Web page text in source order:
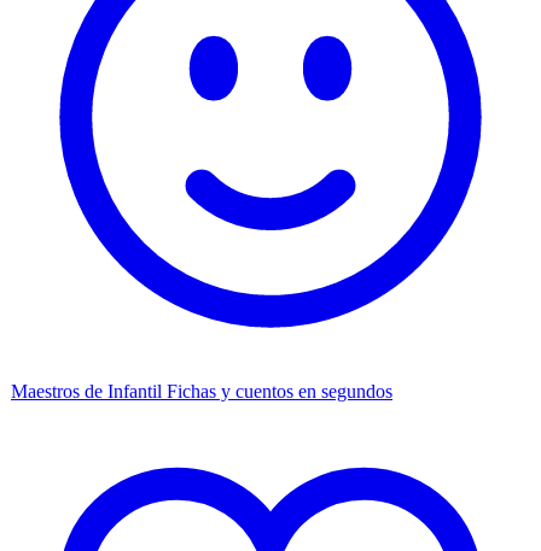
Maestros de Infantil Fichas y cuentos en segundos